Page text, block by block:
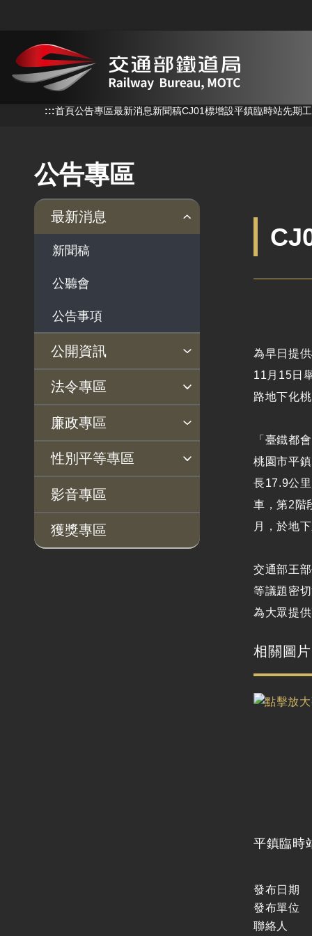
:::首頁公告專區最新消息新聞稿CJ01標增設平鎮臨時站先期
公告專區
最新消息
新聞稿
公聽會
公告事項
公開資訊
主動公開政府資訊專區
法律及法規命令
解釋性規定及裁量基
準
政府機關資訊
行政指導有關文書
施政計畫、業務統計
及研究報告
個人資料保護專區
Open Data專區
出版品專區
雙語詞彙專區
生態檢核專區
用地取得行政透明專區
用地公告
用地法規
徵收案件資訊
臺鐵局撥入資產債務基金
專區
法令專區
法令查詢
解釋性規定及裁量基準
法令英譯徵集意見專區
訴願文件下載
相關實務判解
相關網站資源
廉政專區
揭弊者保護專區
廉政訊息
利益衝突迴避園地
公務員廉政倫理規範
公職人員財產申報園地
廉政檢舉管道
桃地計畫廉政平臺專網
桃地計畫
廉政平臺
啟動儀式及交流座談
性別平等專區
性別平等工作小組
宣傳事項
性別平等推動計畫
性別平等統計分析
性別平等影響評估
性騷擾防治
相關網站
影音專區
獲獎專區
為早日提
11月15日
路地下化
「臺鐵都
桃園市平
長17.9公
車，第2階
月，於地
交通部王
等議題密
為大眾提
相關圖片
平鎮臨時
發布日期
發布單位
聯絡人